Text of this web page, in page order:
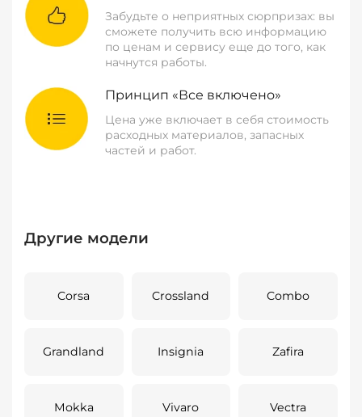
Забудьте о неприятных сюрпризах: вы
сможете получить всю информацию
по ценам и сервису еще до того, как
начнутся работы.
Принцип «Все включено»
Цена уже включает в себя стоимость
расходных материалов, запасных
частей и работ.
Другие модели
Corsa Crossland Combo
Grandland Insignia Zafira
Mokka Vivaro Vectra